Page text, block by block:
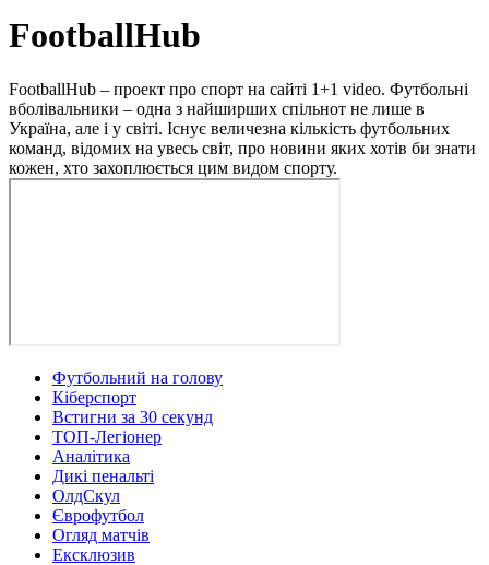
FootballHub
FootballHub – проект про спорт на сайті 1+1 video. Футбольні
вболівальники – одна з найширших спільнот не лише в
Україна, але і у світі. Існує величезна кількість футбольних
команд, відомих на увесь світ, про новини яких хотів би знати
кожен, хто захоплюється цим видом спорту.
Футбольний на голову
Кіберспорт
Встигни за 30 секунд
ТОП-Легіонер
Аналітика
Дикі пенальті
ОлдСкул
Єврофутбол
Огляд матчів
Ексклюзив